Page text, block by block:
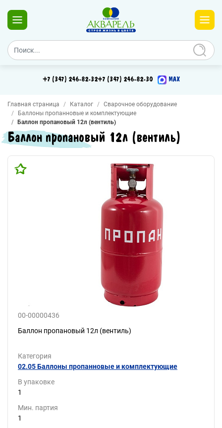
+7 (347) 246-82-32+7 (347) 246-82-30 MAX
Главная страница Каталог
Сварочное оборудование
Баллоны пропанновые и комплектующие
Баллон пропановый 12л (вентиль)
Баллон пропановый 12л (вентиль)
00-00000436
Баллон пропановый 12л (вентиль)
Категория
02.05 Баллоны пропанновые и комплектующие
В упаковке
1
Мин. партия
1